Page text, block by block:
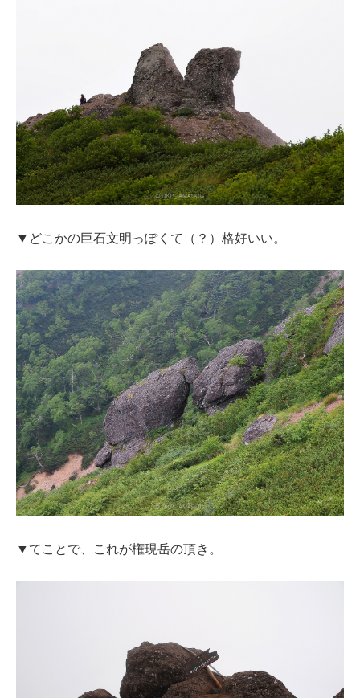
▼どこかの巨石文明っぽくて（？）格好いい。
▼てことで、これが権現岳の頂き。